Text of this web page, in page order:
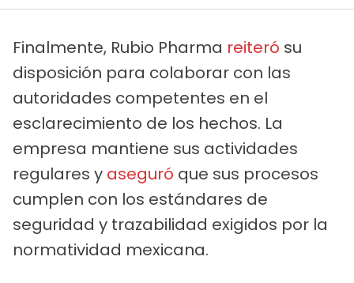
Finalmente, Rubio Pharma reiteró su
disposición para colaborar con las
autoridades competentes en el
esclarecimiento de los hechos. La
empresa mantiene sus actividades
regulares y aseguró que sus procesos
cumplen con los estándares de
seguridad y trazabilidad exigidos por la
normatividad mexicana.